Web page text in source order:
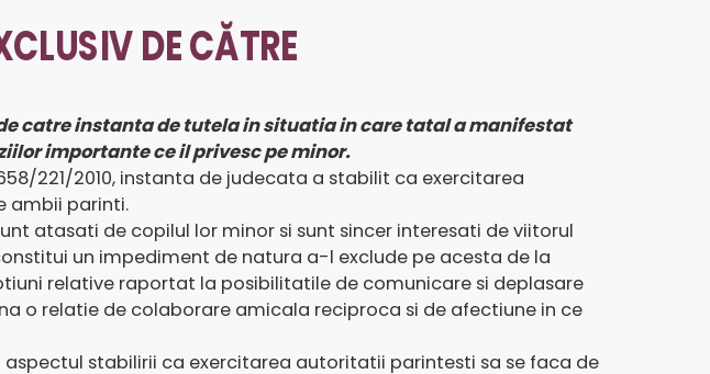
DE CĂTRE
catre instanta de tutela in situatia in care tatal a manifestat
importante ce il privesc pe minor.
221/2010, instanta de judecata a stabilit ca exercitarea
ambii parinti.
atasati de copilul lor minor si sunt sincer interesati de viitorul
un impediment de natura a-l exclude pe acesta de la
relative raportat la posibilitatile de comunicare si deplasare
o relatie de colaborare amicala reciproca si de afectiune in ce
stabilirii ca exercitarea autoritatii parintesti sa se faca de